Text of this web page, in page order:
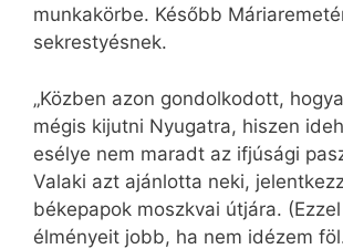
munkakörbe. Később
sekrestyésnek.
„Közben azon gondolkodott,
mégis kijutni Nyugatra, hiszen
esélye nem maradt az ifjúsági
Valaki azt ajánlotta neki,
békepapok moszkvai útjára.
élményeit jobb, ha nem idézem